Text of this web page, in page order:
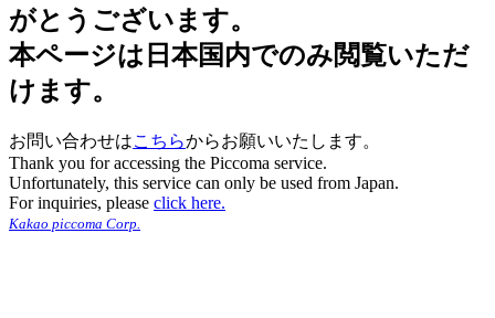
がとうございます。
本ページは日本国内でのみ閲覧いただ
けます。
お問い合わせはこちらからお願いいたします。
Thank you for accessing the Piccoma service.
Unfortunately, this service can only be used from Japan.
For inquiries, please click here.
Kakao piccoma Corp.